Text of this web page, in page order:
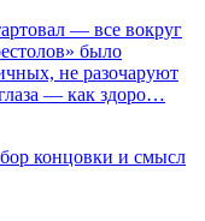
— все вокруг
было
не разочаруют
— как здоро…